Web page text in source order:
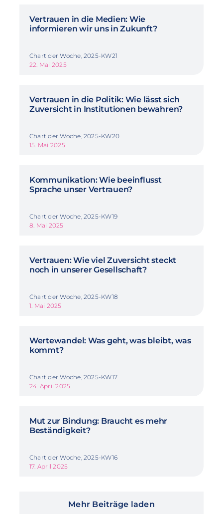
Vertrauen in die Medien: Wie
informieren wir uns in Zukunft?
Chart der Woche, 2025-KW21
22. Mai 2025
Vertrauen in die Politik: Wie lässt sich
Zuversicht in Institutionen bewahren?
Chart der Woche, 2025-KW20
15. Mai 2025
Kommunikation: Wie beeinflusst
Sprache unser Vertrauen?
Chart der Woche, 2025-KW19
8. Mai 2025
Vertrauen: Wie viel Zuversicht steckt
noch in unserer Gesellschaft?
Chart der Woche, 2025-KW18
1. Mai 2025
Wertewandel: Was geht, was bleibt, was
kommt?
Chart der Woche, 2025-KW17
24. April 2025
Mut zur Bindung: Braucht es mehr
Beständigkeit?
Chart der Woche, 2025-KW16
17. April 2025
Mehr Beiträge laden